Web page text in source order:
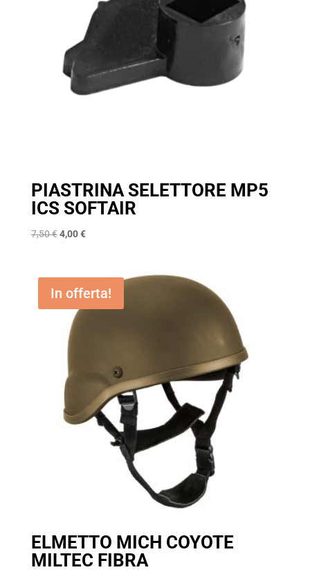
PIASTRINA SELETTORE MP5
ICS SOFTAIR
7,50€ Il
era:
7,50 €.
4,00€Il
è:
4,00 €.
In offerta!
ELMETTO MICH COYOTE
MILTEC FIBRA